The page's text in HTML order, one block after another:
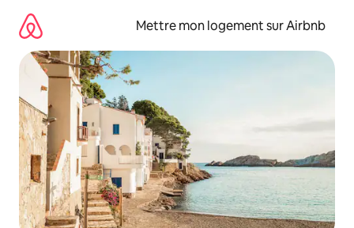
directement
contenu
Mettre mon logement sur Airbnb